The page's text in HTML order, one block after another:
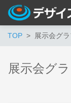
TOP 展示会グ
展示会グ